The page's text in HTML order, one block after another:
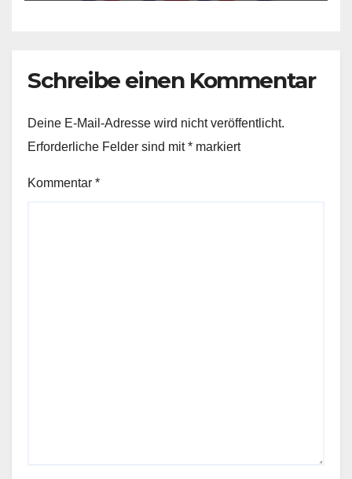
Schreibe einen Kommentar
Deine E-Mail-Adresse wird nicht veröffentlicht.
Erforderliche Felder sind mit* markiert
Kommentar *